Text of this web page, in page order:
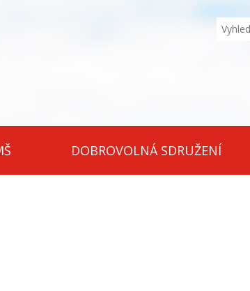
Hledat
DOBROVOLNÁ SDRUŽENÍ